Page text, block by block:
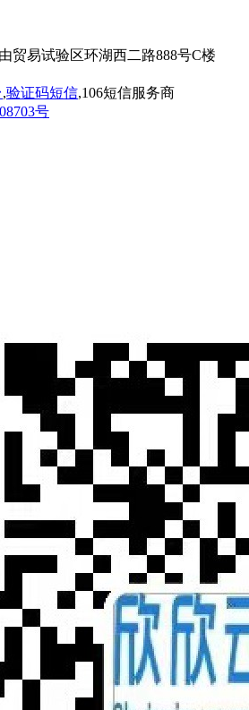
贸易试验区环湖西二路888号C楼
,验证码短信,106短信服务商
号